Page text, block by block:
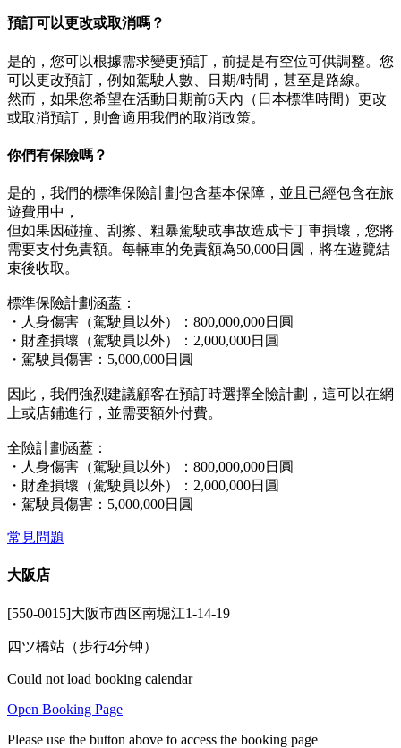
預訂可以更改或取消嗎？
是的，您可以根據需求變更預訂，前提是有空位可供調整。您
可以更改預訂，例如駕駛人數、日期/時間，甚至是路線。
然而，如果您希望在活動日期前6天內（日本標準時間）更改
或取消預訂，則會適用我們的取消政策。
你們有保險嗎？
是的，我們的標準保險計劃包含基本保障，並且已經包含在旅
遊費用中，
但如果因碰撞、刮擦、粗暴駕駛或事故造成卡丁車損壞，您將
需要支付免責額。每輛車的免責額為50,000日圓，將在遊覽結
束後收取。
標準保險計劃涵蓋：
・人身傷害（駕駛員以外）：800,000,000日圓
・財產損壞（駕駛員以外）：2,000,000日圓
・駕駛員傷害：5,000,000日圓
因此，我們強烈建議顧客在預訂時選擇全險計劃，這可以在網
上或店鋪進行，並需要額外付費。
全險計劃涵蓋：
・人身傷害（駕駛員以外）：800,000,000日圓
・財產損壞（駕駛員以外）：2,000,000日圓
・駕駛員傷害：5,000,000日圓
常見問題
大阪店
[550-0015]大阪市西区南堀江1-14-19
四ツ橋站（步行4分钟）
Could not load booking calendar
Open Booking Page
Please use the button above to access the booking page